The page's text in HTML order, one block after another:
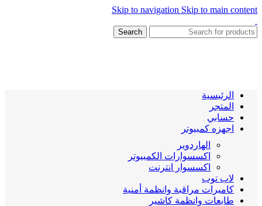
Skip to navigation Skip to main content
Search
الرئيسية
المتجر
حسابي
اجهزه كمبيوتر
الهاردوير
اكسسوارات الكمبيوتر
اكسسوار انترنت
لاب توب
كاميرات مراقبة وانظمة أمنية
طابعات وانظمة كاشير